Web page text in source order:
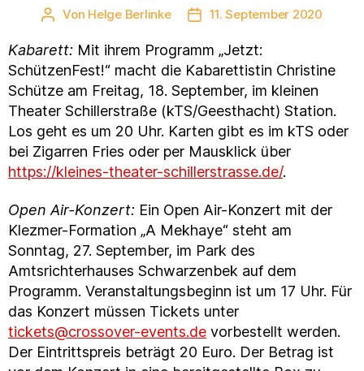
Beitragsautor
Von Helge Berlinke Veröffentlichungsdatum
11. September 2020
Kabarett: Mit ihrem Programm „Jetzt:
SchützenFest!“ macht die Kabarettistin Christine
Schütze am Freitag, 18. September, im kleinen
Theater Schillerstraße (kTS/Geesthacht) Station.
Los geht es um 20 Uhr. Karten gibt es im kTS oder
bei Zigarren Fries oder per Mausklick über
https://kleines-theater-schillerstrasse.de/.
Open Air-Konzert: Ein Open Air-Konzert mit der
Klezmer-Formation „A Mekhaye“ steht am
Sonntag, 27. September, im Park des
Amtsrichterhauses Schwarzenbek auf dem
Programm. Veranstaltungsbeginn ist um 17 Uhr. Für
das Konzert müssen Tickets unter
tickets@crossover-events.de vorbestellt werden.
Der Eintrittspreis beträgt 20 Euro. Der Betrag ist